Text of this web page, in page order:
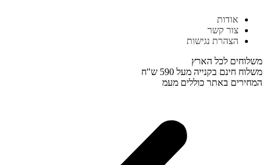
לתוכן
אודות
צור קשר
הצהרת נגישות
משלוחים לכל הארץ
משלוח חינם בקנייה מעל 590 ש"ח
המחירים באתר כוללים מעמ